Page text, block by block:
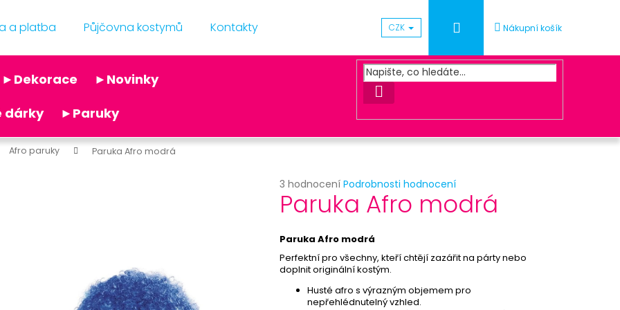
a platba Půjčovna kostymů Kontakty CZK PřihlášeníNákupní košík
►Dekorace
►Novinky
dárky ►Paruky
HLEDAT
Afro paruky Paruka Afro modrá
Průměrné
hodnocení
produktu
5,0
5
hvězdiček.
3 hodnocení Podrobnosti hodnocení
Paruka Afro modrá
Paruka Afro modrá
Perfektní pro všechny, kteří chtějí zazářit na párty nebo
doplnit originální kostým.
Husté afro s výrazným objemem pro
nepřehlédnutelný vzhled.
Co potřebujete najít?
Doporučujeme